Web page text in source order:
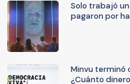
Solo trabajó
pagaron por
Minvu terminó
¿Cuánto